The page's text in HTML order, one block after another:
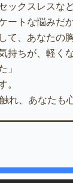
ックスレスな
ートな悩みだ
て、あなたの
持ちが、軽く
」
。
れ、あなたも